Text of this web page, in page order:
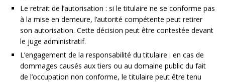
Le retrait de l’autorisation : si le titulaire ne se conforme pas
à la mise en demeure, l’autorité compétente peut retirer
son autorisation. Cette décision peut être contestée devant
le juge administratif.
L’engagement de la responsabilité du titulaire : en cas de
dommages causés aux tiers ou au domaine public du fait
de l’occupation non conforme, le titulaire peut être tenu